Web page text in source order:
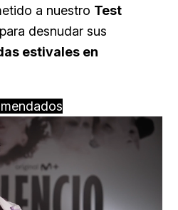
a nuestro Test
para desnudar sus
estivales en